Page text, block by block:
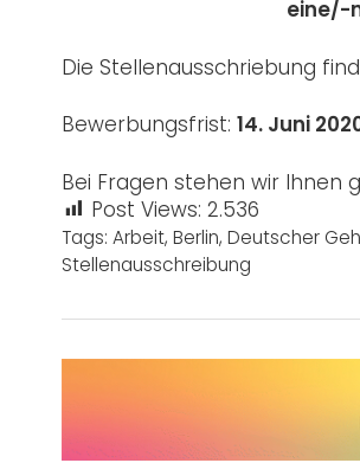
eine/-
Die Stellenausschriebung
Bewerbungsfrist: 14. Juni
Bei Fragen stehen wir Ihnen
Post Views: 2.536
Tags: Arbeit, Berlin, Deutscher
Stellenausschreibung